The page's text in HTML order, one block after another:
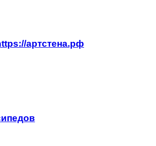
артстена.рф